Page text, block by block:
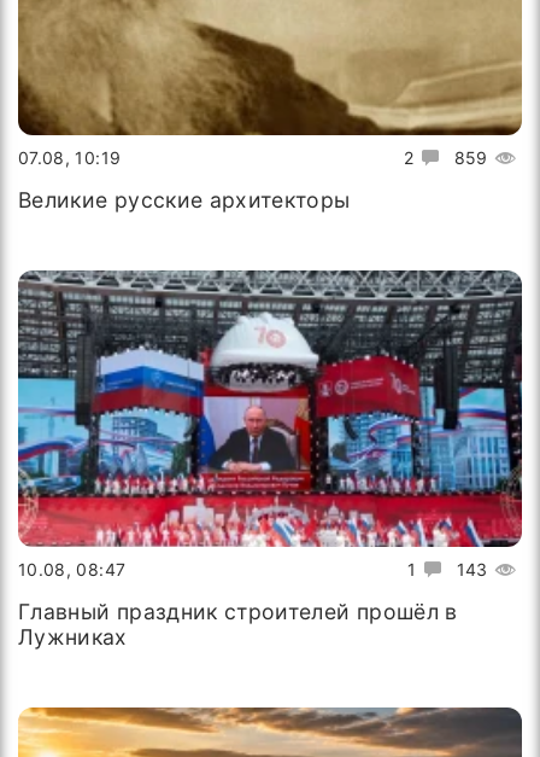
2 859
07.08, 10:19
Великие русские архитекторы
1 143
10.08, 08:47
Главный праздник строителей прошёл в
Лужниках